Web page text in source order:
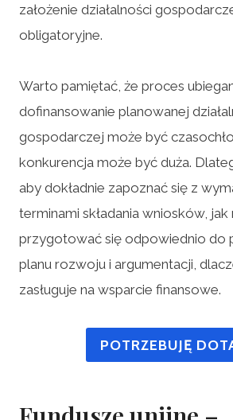
założenie działalności
obligatoryjne.
Warto pamiętać, że proces
dofinansowanie planowanej
gospodarczej może być
konkurencja może być duża.
aby dokładnie zapoznać się z
terminami składania wniosków,
przygotować się odpowiednio do
planu rozwoju i argumentacji,
zasługuje na wsparcie finansowe.
POTRZEBUJĘ